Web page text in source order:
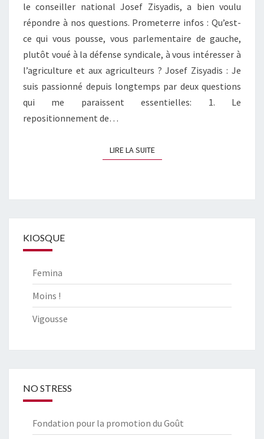
le conseiller national Josef Zisyadis, a bien voulu
répondre à nos questions. Prometerre infos : Qu’est-
ce qui vous pousse, vous parlementaire de gauche,
plutôt voué à la défense syndicale, à vous intéresser à
l’agriculture et aux agriculteurs ? Josef Zisyadis : Je
suis passionné depuis longtemps par deux questions
qui me paraissent essentielles: 1. Le
repositionnement de…
LIRE LA SUITELIRE LA SUITE
KIOSQUE
Femina
Moins !
Vigousse
NO STRESS
Fondation pour la promotion du Goût